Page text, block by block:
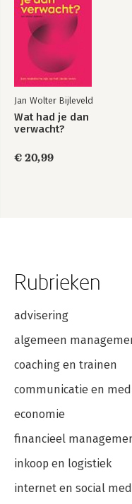
Jan Wolter Bijleveld
Wat had je dan
verwacht?
€ 20,99
Rubrieken
advisering
algemeen
coaching en trainen
communicatie en
economie
financieel
inkoop en logistiek
internet en social